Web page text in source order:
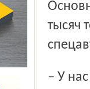
Основная нагрузка по сбору песка общим весом до 15
тысяч
– У нас на вооружении всего пять подметально-